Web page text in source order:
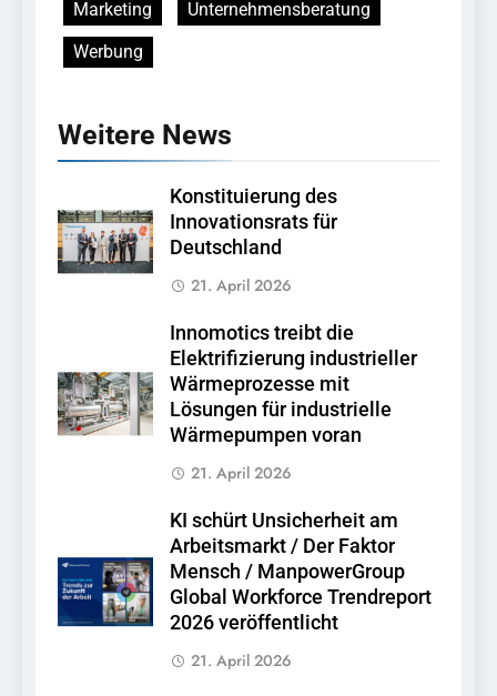
Marketing
Unternehmensberatung
Werbung
Weitere News
Konstituierung des
Innovationsrats für
Deutschland
21. April 2026
Innomotics treibt die
Elektrifizierung industrieller
Wärmeprozesse mit
Lösungen für industrielle
Wärmepumpen voran
21. April 2026
KI schürt Unsicherheit am
Arbeitsmarkt / Der Faktor
Mensch / ManpowerGroup
Global Workforce Trendreport
2026 veröffentlicht
21. April 2026